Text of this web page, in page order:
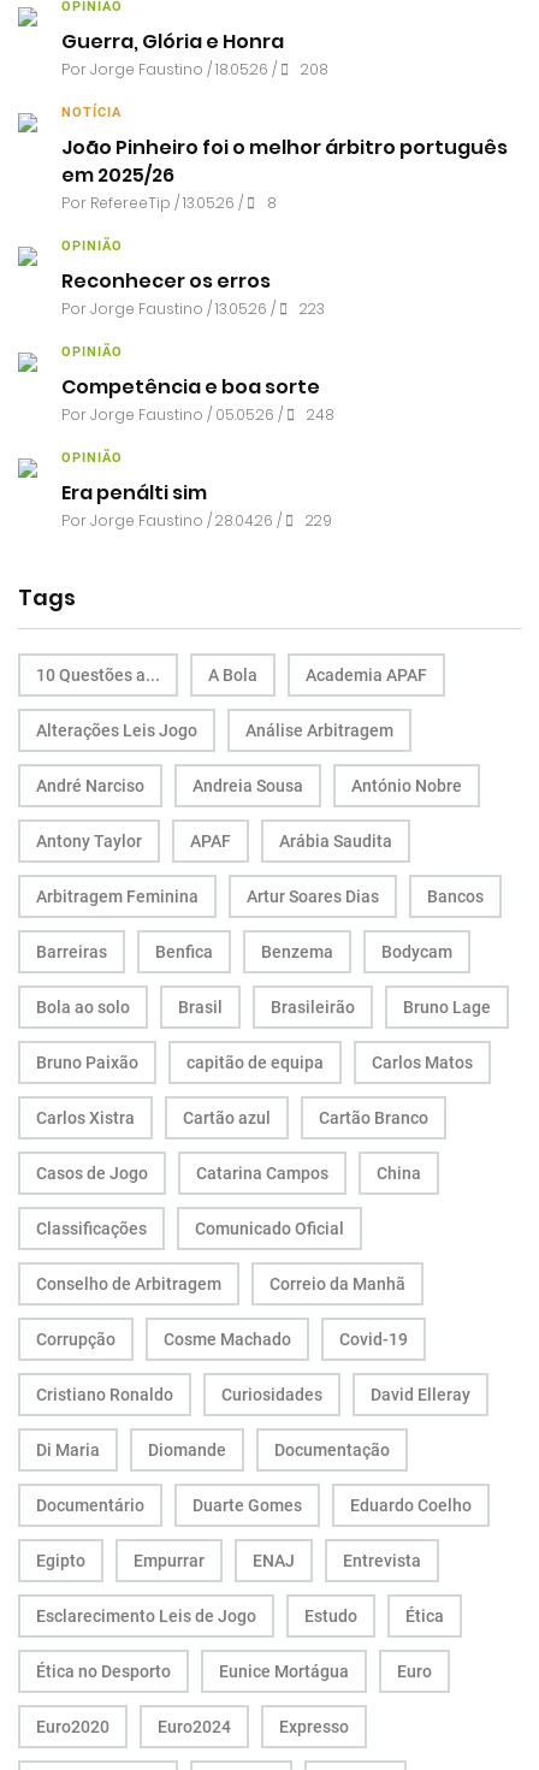
OPINIÃO
Guerra, Glória e Honra
PorJorge Faustino / 18.05.26 / 208
NOTÍCIA
João Pinheiro foi o melhor árbitro português
em 2025/26
Por RefereeTip / 13.05.26 / 8
OPINIÃO
Reconhecer os erros
PorJorge Faustino / 13.05.26 / 223
OPINIÃO
Competência e boa sorte
PorJorge Faustino / 05.05.26 / 248
OPINIÃO
Era penálti sim
PorJorge Faustino / 28.04.26 / 229
Tags
10 Questões a... A Bola Academia APAF
Alterações Leis Jogo Análise Arbitragem
André Narciso Andreia Sousa António Nobre
Antony Taylor APAF Arábia Saudita
Arbitragem Feminina Artur Soares Dias Bancos
Barreiras Benfica Benzema Bodycam
Bola ao solo Brasil Brasileirão Bruno Lage
Bruno Paixão capitão de equipa Carlos Matos
Carlos Xistra Cartão azul Cartão Branco
Casos de Jogo Catarina Campos China
Classificações Comunicado Oficial
Conselho de Arbitragem Correio da Manhã
Corrupção Cosme Machado Covid-19
Cristiano Ronaldo Curiosidades David Elleray
Di Maria Diomande Documentação
Documentário Duarte Gomes Eduardo Coelho
Egipto Empurrar ENAJ Entrevista
Esclarecimento Leis de Jogo Estudo Ética
Ética no Desporto Eunice Mortágua Euro
Euro2020 Euro2024 Expresso